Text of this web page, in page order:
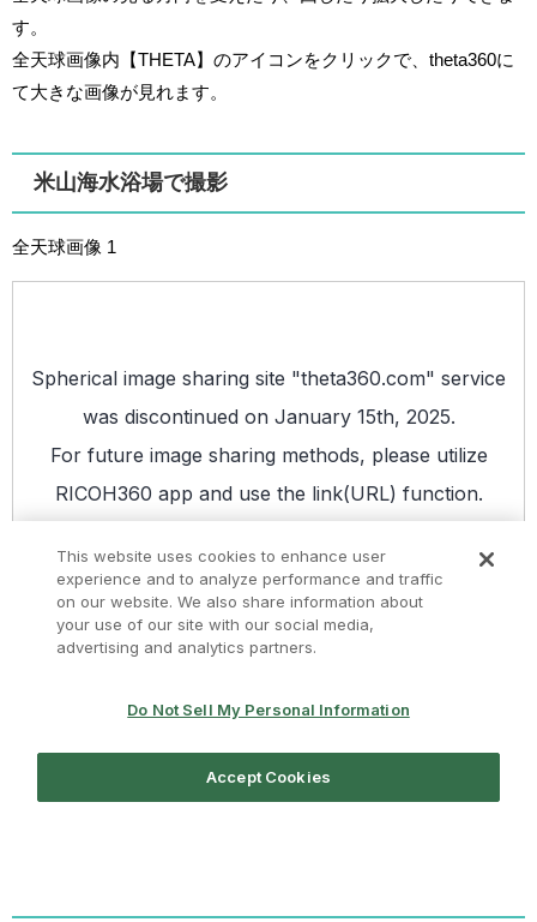
す。
全天球画像内【THETA】のアイコンをクリックで、theta360に
て大きな画像が見れます。
米山海水浴場で撮影
全天球画像 1